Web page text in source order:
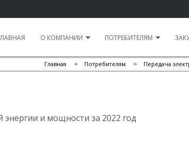
О КОМПАНИИ ПОТРЕБИТЕЛЯМ
Главная > Потребителям > Передача
и мощности за 2022 год